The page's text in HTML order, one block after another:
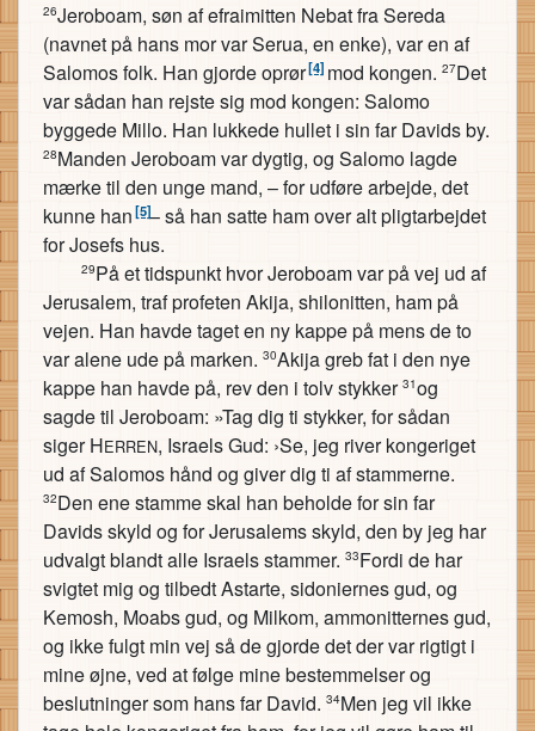
26Jeroboam, søn af efraimitten Nebat fra Sereda
(navnet på hans mor var Serua, en enke), var en af
Salomos folk. Han gjorde oprør[4]mod kongen. 27Det
var sådan han rejste sig mod kongen: Salomo
byggede Millo. Han lukkede hullet i sin far Davids by.
28Manden Jeroboam var dygtig, og Salomo lagde
mærke til den unge mand, – for udføre arbejde, det
kunne han[5]– så han satte ham over alt pligtarbejdet
for Josefs hus.
29På et tidspunkt hvor Jeroboam var på vej ud af
Jerusalem, traf profeten Akija, shilonitten, ham på
vejen. Han havde taget en ny kappe på mens de to
var alene ude på marken. 30Akija greb fat i den nye
kappe han havde på, rev den i tolv stykker 31og
sagde til Jeroboam: »Tag dig ti stykker, for sådan
siger HERREN, Israels Gud: ›Se, jeg river kongeriget
ud af Salomos hånd og giver dig ti af stammerne.
32Den ene stamme skal han beholde for sin far
Davids skyld og for Jerusalems skyld, den by jeg har
udvalgt blandt alle Israels stammer. 33Fordi de har
svigtet mig og tilbedt Astarte, sidoniernes gud, og
Kemosh, Moabs gud, og Milkom, ammonitternes gud,
og ikke fulgt min vej så de gjorde det der var rigtigt i
mine øjne, ved at følge mine bestemmelser og
beslutninger som hans far David. 34Men jeg vil ikke